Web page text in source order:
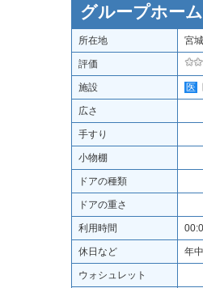
グループホー
所在地 宮
評価
施設 医
広さ
手すり
小物棚
ドアの種類
ドアの重さ
利用時間
休日など 年
ウォシュレット